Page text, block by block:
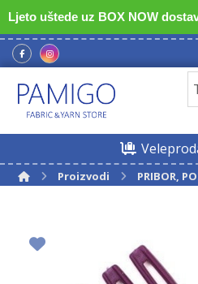
Ljeto uštede uz BOX NOW
Proizvodi PRIBOR,